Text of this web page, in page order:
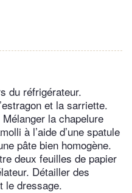
du réfrigérateur.
et la sarriette.
la chapelure
à l’aide d’une spatule
pâte bien homogène.
deux feuilles de papier
Détailler des
le dressage.